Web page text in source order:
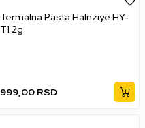
Termalna Pasta Halnziye HY-
T1 2g
999,00 RSD